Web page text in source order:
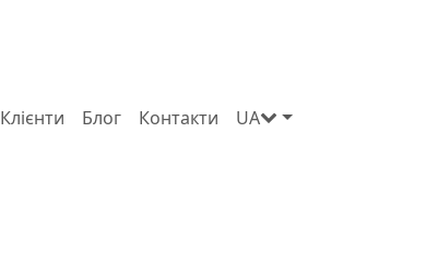
Клієнти Блог Контакти UA